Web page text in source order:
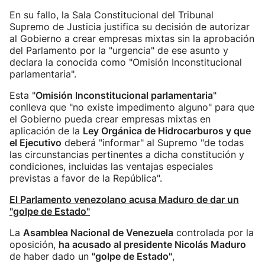
En su fallo, la Sala Constitucional del Tribunal
Supremo de Justicia justifica su decisión de autorizar
al Gobierno a crear empresas mixtas sin la aprobación
del Parlamento por la "urgencia" de ese asunto y
declara la conocida como "Omisión Inconstitucional
parlamentaria".
Esta "Omisión Inconstitucional parlamentaria"
conlleva que "no existe impedimento alguno" para que
el Gobierno pueda crear empresas mixtas en
aplicación de la Ley Orgánica de Hidrocarburos y que
el Ejecutivo deberá "informar" al Supremo "de todas
las circunstancias pertinentes a dicha constitución y
condiciones, incluidas las ventajas especiales
previstas a favor de la República".
El Parlamento venezolano acusa Maduro de dar un
"golpe de Estado"
La Asamblea Nacional de Venezuela controlada por la
oposición, ha acusado al presidente Nicolás Maduro
de haber dado un "golpe de Estado",